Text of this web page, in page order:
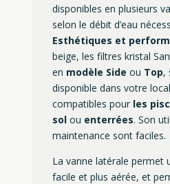
disponibles en plusieurs
selon le débit d’eau
Esthétiques et
beige, les filtres kristal
en modèle Side ou Top,
disponible dans votre
compatibles pour les
sol ou enterrées. Son
maintenance sont faciles.
La vanne latérale permet
facile et plus aérée, et